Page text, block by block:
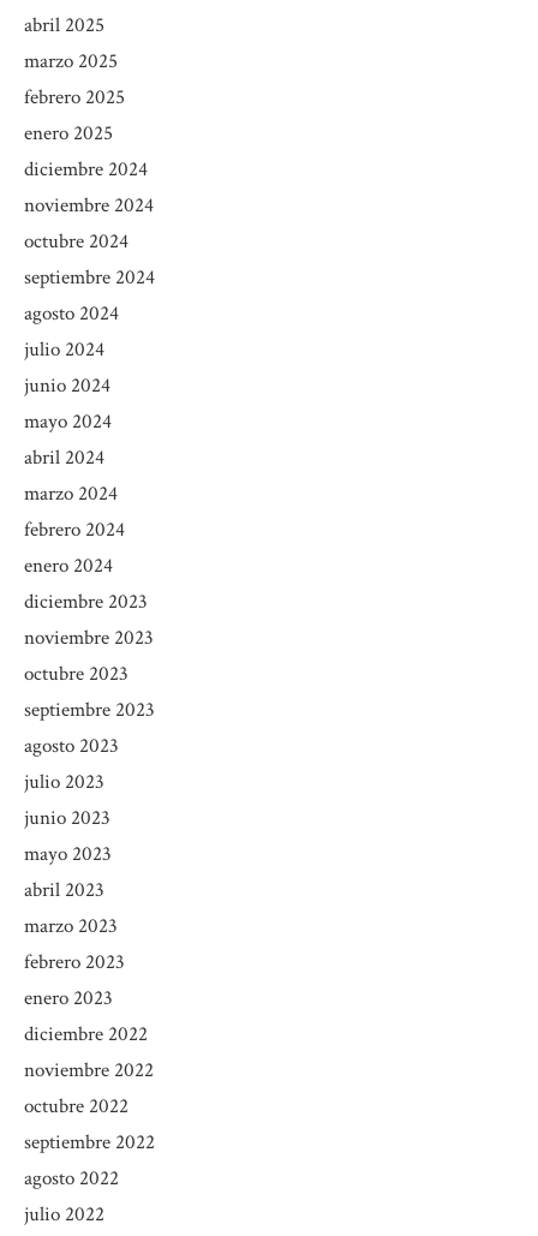
abril 2025
marzo 2025
febrero 2025
enero 2025
diciembre 2024
noviembre 2024
octubre 2024
septiembre 2024
agosto 2024
julio 2024
junio 2024
mayo 2024
abril 2024
marzo 2024
febrero 2024
enero 2024
diciembre 2023
noviembre 2023
octubre 2023
septiembre 2023
agosto 2023
julio 2023
junio 2023
mayo 2023
abril 2023
marzo 2023
febrero 2023
enero 2023
diciembre 2022
noviembre 2022
octubre 2022
septiembre 2022
agosto 2022
julio 2022